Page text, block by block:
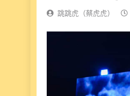
跳跳虎（蔡虎虎）